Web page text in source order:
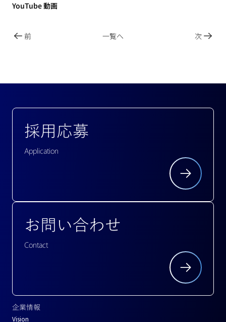
YouTube 動画
前 一覧へ 次
採用応募
Application
お問い合わせ
Contact
企業情報
Vision